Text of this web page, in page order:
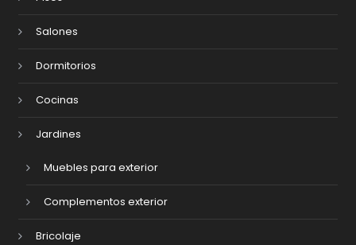
Salones
Dormitorios
Cocinas
Jardines
Muebles para exterior
Complementos exterior
Bricolaje